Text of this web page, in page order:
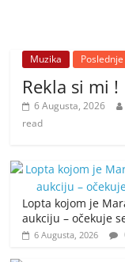
Muzika
Rekla si mi !
6 Augusta, 2026
read
Lopta kojom je
aukciju – očekuje
6 Augusta, 2026